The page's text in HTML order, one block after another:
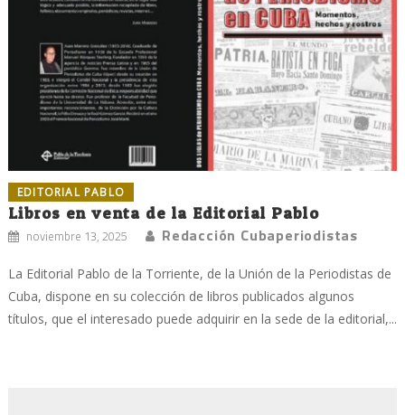
EDITORIAL PABLO
Libros en venta de la Editorial Pablo
noviembre 13, 2025 Redacción Cubaperiodistas
La Editorial Pablo de la Torriente, de la Unión de la Periodistas de
Cuba, dispone en su colección de libros publicados algunos
títulos, que el interesado puede adquirir en la sede de la editorial,...